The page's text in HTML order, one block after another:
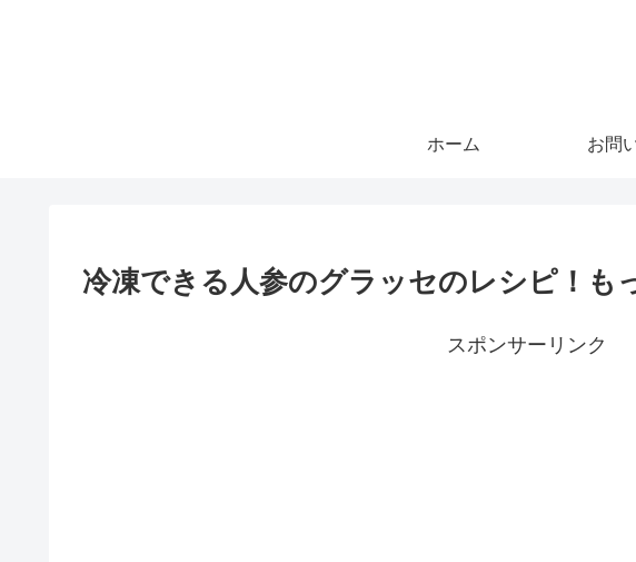
ホーム お問
冷凍できる人参のグラッセのレシピ！も
スポンサーリンク